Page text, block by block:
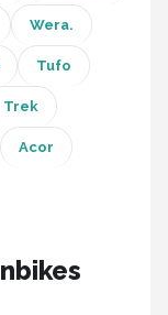
Wera.
Tufo
Trek
Acor